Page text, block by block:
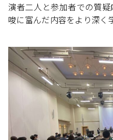
演者二人と参加者での質
唆に富んだ内容をより深く